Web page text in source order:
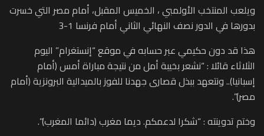
ويلعب المنتخب الأولمبي ، الخميس المقبل، أمام مصر التي خسرت
بدورها في الدور نصف النهائي الثاني أمام فرنسا 1-3
هذا قد دون حكيمي عبر حسابه في موقع “إنستغرام” اليوم
الثلاثاء قائلا : “نشعر بخيبة أمل من نتيجة مباراة أمس (أمام
إسبانيا).. ونتعهد ببذل قصارى جهدنا للفوز بالميدالية البرونزية (أمام
مصر)”.
وختم تدوينته : “شكرا لدعمكم. ديما مغرب (دائما المغرب)”.